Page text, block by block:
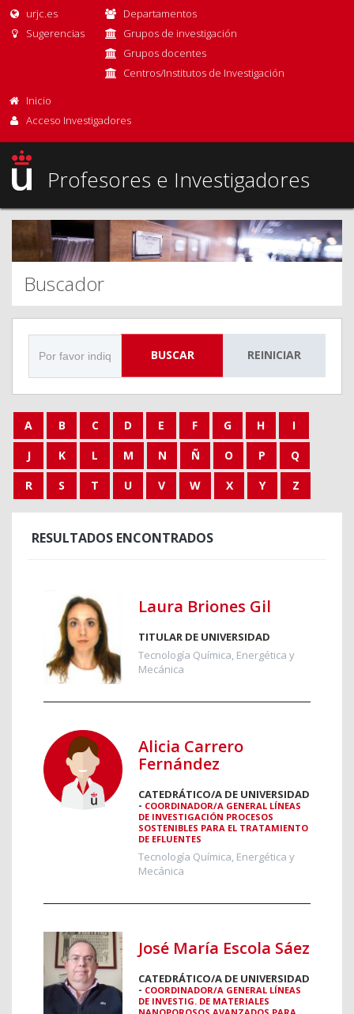
urjc.es
Sugerencias
Departamentos
Grupos de investigación
Grupos docentes
Centros/Institutos de Investigación
Inicio
Acceso Investigadores
Profesores e Investigadores
Buscador
BUSCAR REINICIAR
A B C D E F G H
I
J
K L M N Ñ O P
Q
R
S T U V W X Y Z
RESULTADOS ENCONTRADOS
Laura Briones Gil
TITULAR DE UNIVERSIDAD
Tecnología Química, Energética y
Mecánica
Alicia Carrero
Fernández
CATEDRÁTICO/A DE UNIVERSIDAD
- COORDINADOR/A GENERAL LÍNEAS
DE INVESTIGACIÓN PROCESOS
SOSTENIBLES PARA EL TRATAMIENTO
DE EFLUENTES
Tecnología Química, Energética y
Mecánica
José María Escola Sáez
CATEDRÁTICO/A DE UNIVERSIDAD
- COORDINADOR/A GENERAL LÍNEAS
DE INVESTIG. DE MATERIALES